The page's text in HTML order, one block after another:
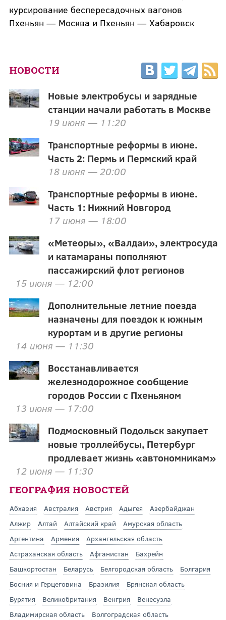
курсирование беспересадочных вагонов
Пхеньян — Москва и Пхеньян — Хабаровск
НОВОСТИ
Новые электробусы и зарядные
станции начали работать в Москве
19 июня — 11:20
Транспортные реформы в июне.
Часть 2: Пермь и Пермский край
18 июня — 20:00
Транспортные реформы в июне.
Часть 1: Нижний Новгород
17 июня — 18:00
«Метеоры», «Валдаи», электросуда
и катамараны пополняют
пассажирский флот регионов
15 июня — 12:00
Дополнительные летние поезда
назначены для поездок к южным
курортам и в другие регионы
14 июня — 11:30
Восстанавливается
железнодорожное сообщение
городов России с Пхеньяном
13 июня — 17:00
Подмосковный Подольск закупает
новые троллейбусы, Петербург
продлевает жизнь «автономникам»
12 июня — 11:30
ГЕОГРАФИЯ НОВОСТЕЙ
Абхазия Австралия Австрия Адыгея
Азербайджан
Алжир
Алтай Алтайский край
Амурская область
Аргентина
Армения
Архангельская область
Астраханская область
Афганистан
Бахрейн
Башкортостан
Беларусь Белгородская область
Болгария
Босния и Герцеговина
Бразилия
Брянская область
Бурятия
Великобритания Венгрия
Венесуэла
Владимирская область
Волгоградская область